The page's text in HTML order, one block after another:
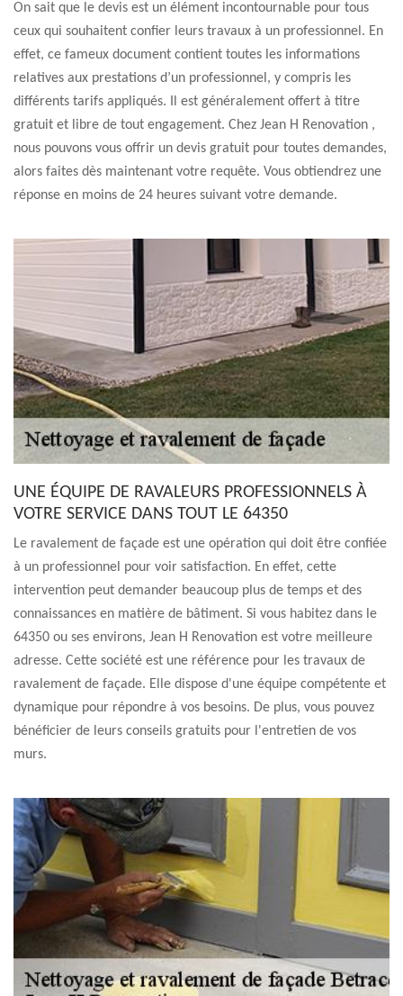
On sait que le devis est un élément incontournable pour tous
ceux qui souhaitent confier leurs travaux à un professionnel. En
effet, ce fameux document contient toutes les informations
relatives aux prestations d’un professionnel, y compris les
différents tarifs appliqués. Il est généralement offert à titre
gratuit et libre de tout engagement. Chez Jean H Renovation ,
nous pouvons vous offrir un devis gratuit pour toutes demandes,
alors faites dès maintenant votre requête. Vous obtiendrez une
réponse en moins de 24 heures suivant votre demande.
UNE ÉQUIPE DE RAVALEURS PROFESSIONNELS À
VOTRE SERVICE DANS TOUT LE 64350
Le ravalement de façade est une opération qui doit être confiée
à un professionnel pour voir satisfaction. En effet, cette
intervention peut demander beaucoup plus de temps et des
connaissances en matière de bâtiment. Si vous habitez dans le
64350 ou ses environs, Jean H Renovation est votre meilleure
adresse. Cette société est une référence pour les travaux de
ravalement de façade. Elle dispose d'une équipe compétente et
dynamique pour répondre à vos besoins. De plus, vous pouvez
bénéficier de leurs conseils gratuits pour l'entretien de vos
murs.